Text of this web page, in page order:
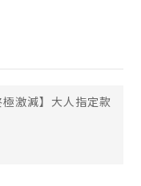
激減】大人指定款